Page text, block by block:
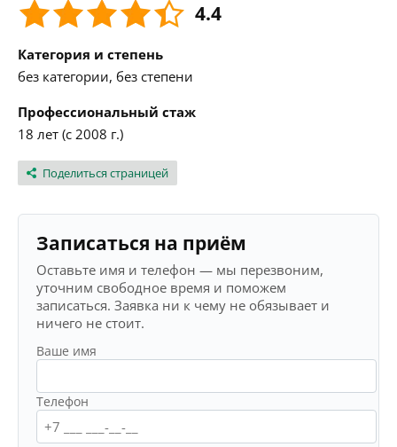
4.4
Категория и степень
без категории, без степени
Профессиональный стаж
18 лет (с 2008 г.)
Поделиться страницей
Записаться на приём
Оставьте имя и телефон — мы перезвоним,
уточним свободное время и поможем
записаться. Заявка ни к чему не обязывает и
ничего не стоит.
Ваше имя
Телефон